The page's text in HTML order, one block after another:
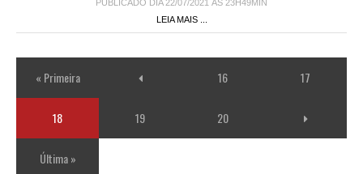
PUBLICADO DIA 22/07/2021 ÀS 23H49MIN
LEIA MAIS ...
« Primeira 16 17
18 19 20
Última »